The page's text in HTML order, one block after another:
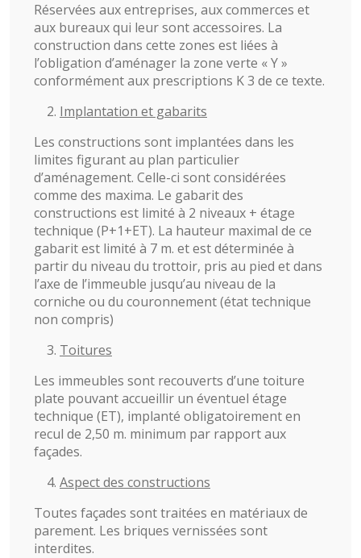
Réservées aux entreprises, aux commerces et
aux bureaux qui leur sont accessoires. La
construction dans cette zones est liées à
l’obligation d’aménager la zone verte « Y »
conformément aux prescriptions K 3 de ce texte.
Implantation et gabarits
Les constructions sont implantées dans les
limites figurant au plan particulier
d’aménagement. Celle-ci sont considérées
comme des maxima. Le gabarit des
constructions est limité à 2 niveaux + étage
technique (P+1+ET). La hauteur maximal de ce
gabarit est limité à 7 m. et est déterminée à
partir du niveau du trottoir, pris au pied et dans
l’axe de l’immeuble jusqu’au niveau de la
corniche ou du couronnement (état technique
non compris)
Toitures
Les immeubles sont recouverts d’une toiture
plate pouvant accueillir un éventuel étage
technique (ET), implanté obligatoirement en
recul de 2,50 m. minimum par rapport aux
façades.
Aspect des constructions
Toutes façades sont traitées en matériaux de
parement. Les briques vernissées sont
interdites.